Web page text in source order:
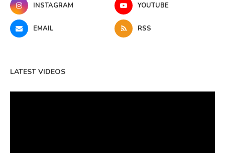
INSTAGRAM YOUTUBE
EMAIL RSS
LATEST VIDEOS